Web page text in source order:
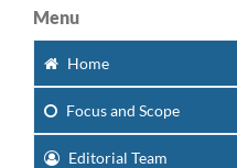
Menu
Home
Focusand Scope
Editorial Team